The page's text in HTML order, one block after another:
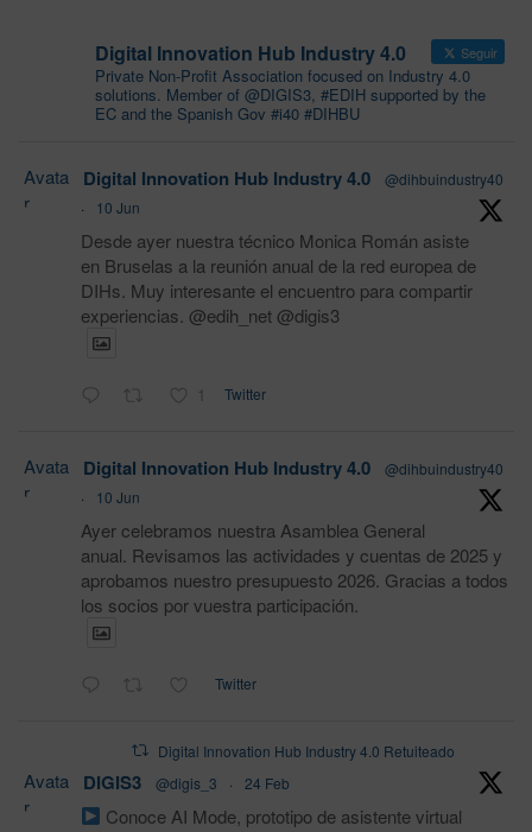
Digital Innovation Hub Industry 4.0 Seguir
Private Non-Profit Association focused on Industry 4.0
solutions. Member of @DIGIS3, #EDIH supported by the
EC and the Spanish Gov #i40 #DIHBU
Avata
r
Digital Innovation Hub Industry 4.0
@dihbuindustry40
·
10 Jun
Desde ayer nuestra técnico Monica Román asiste
en Bruselas a la reunión anual de la red europea de
DIHs. Muy interesante el encuentro para compartir
experiencias. @edih_net @digis3
1 Twitter
Avata
r
Digital Innovation Hub Industry 4.0
@dihbuindustry40
·
10 Jun
Ayer celebramos nuestra Asamblea General
anual. Revisamos las actividades y cuentas de 2025 y
aprobamos nuestro presupuesto 2026. Gracias a todos
los socios por vuestra participación.
Twitter
Digital Innovation Hub Industry 4.0 Retuiteado
Avata
r
DIGIS3 @digis_3 · 24 Feb
Conoce AI Mode, prototipo de asistente virtual